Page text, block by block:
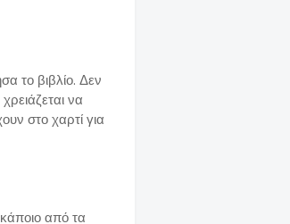
το βιβλίο. Δεν
να
στο χαρτί για
από τα